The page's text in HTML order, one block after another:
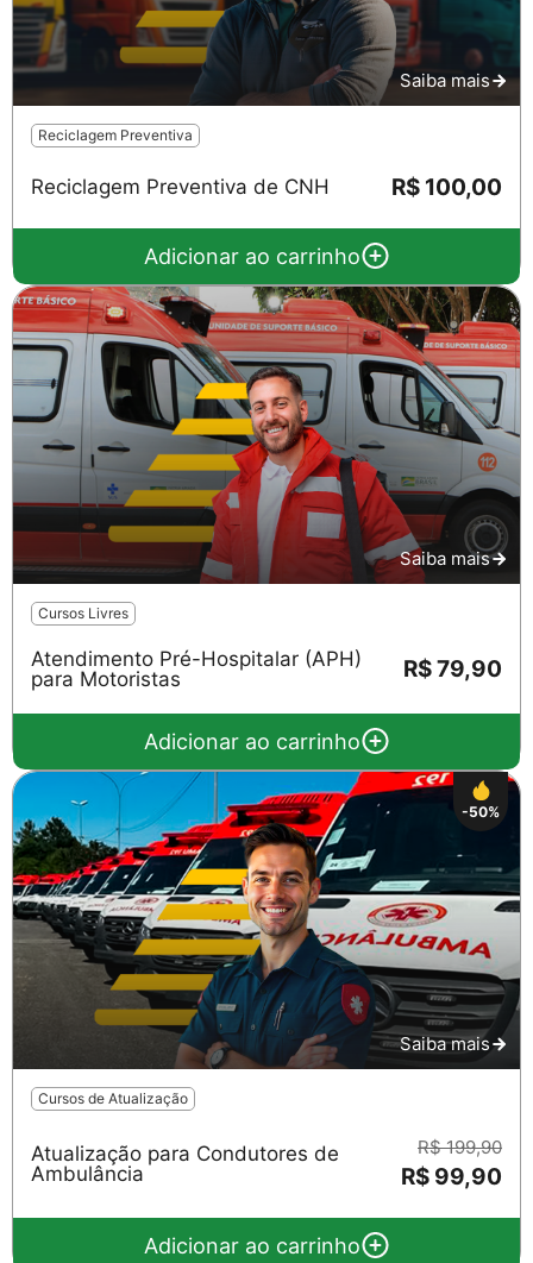
Salvar
Saiba mais
Reciclagem Preventiva
Reciclagem Preventiva de CNH R$ 100,00
Adicionar ao carrinho
Saiba mais
Cursos Livres
Atendimento Pré-Hospitalar (APH)
para Motoristas
R$ 79,90
Adicionar ao carrinho
-50%
Saiba mais
Cursos de Atualização
Atualização para Condutores de
Ambulância
R$ 199,90
R$ 99,90
Adicionar ao carrinho